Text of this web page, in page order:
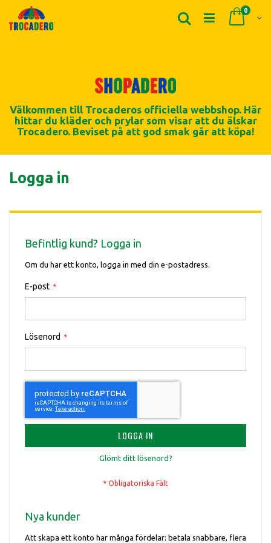
Cart
0
Sök
Välkommen till Trocaderos officiella webbshop. Här
hittar du kläder och prylar som visar att du älskar
Trocadero. Beviset på att god smak går att köpa!
Logga in
Befintlig kund? Logga in
Om du har ett konto, logga in med din e-postadress.
E-post
Lösenord
LOGGA IN
Glömt ditt lösenord?
Nya kunder
Att skapa ett konto har många fördelar: betala snabbare, flera